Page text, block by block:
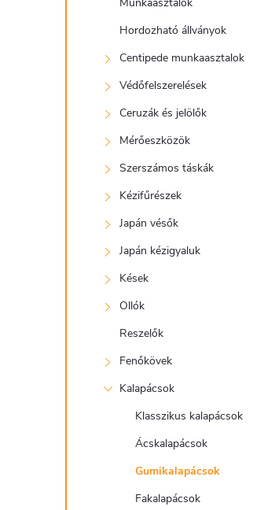
Hordozható állványok
Centipede munkaasztalok
Védőfelszerelések
Ceruzák és jelölők
Mérőeszközök
Szerszámos táskák
Kézifűrészek
Japán vésők
Japán kézigyaluk
Kések
Ollók
Reszelők
Fenőkövek
Kalapácsok
Klasszikus kalapácsok
Ácskalapácsok
Gumikalapácsok
Fakalapácsok